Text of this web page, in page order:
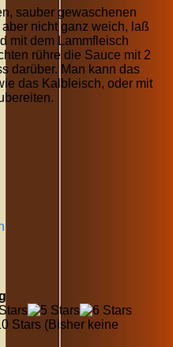
sauber gewaschenen
nicht ganz weich, laß
mit dem Lammfleisch
rühre die Sauce mit 2
darüber. Man kann das
das Kalbleisch, oder mit
(Bisher keine